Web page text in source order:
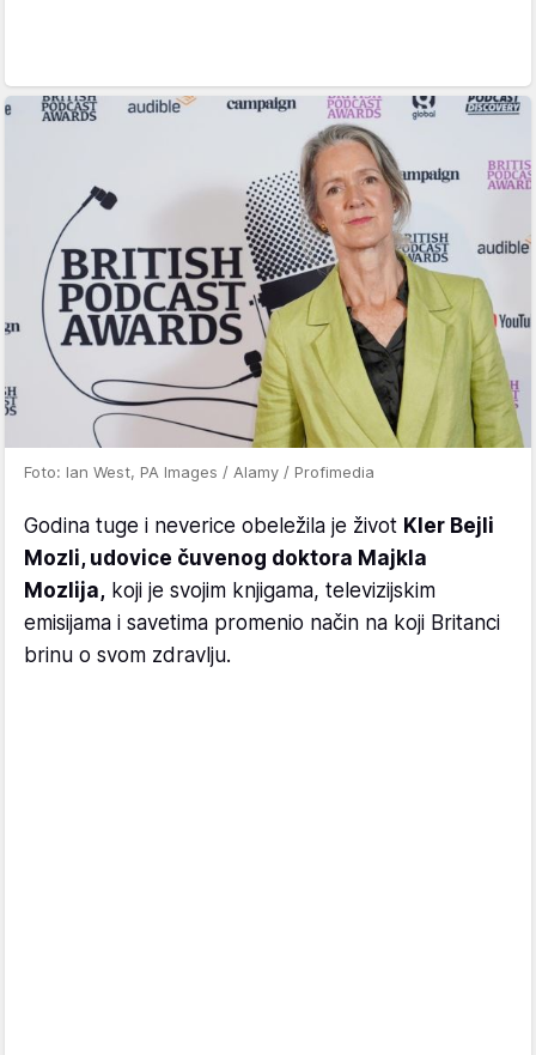
Foto: Ian West, PA Images / Alamy / Profimedia
Godina tuge i neverice obeležila je život Kler Bejli
Mozli, udovice čuvenog doktora Majkla
Mozlija, koji je svojim knjigama, televizijskim
emisijama i savetima promenio način na koji Britanci
brinu o svom zdravlju.